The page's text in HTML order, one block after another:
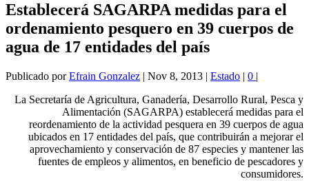
Establecerá SAGARPA medidas para el
ordenamiento pesquero en 39 cuerpos de
agua de 17 entidades del país
Publicado porEfrain Gonzalez | Nov 8, 2013 | Estado | 0 |
La Secretaría de Agricultura, Ganadería, Desarrollo Rural, Pesca y
Alimentación (SAGARPA) establecerá medidas para el
reordenamiento de la actividad pesquera en 39 cuerpos de agua
ubicados en 17 entidades del país, que contribuirán a mejorar el
aprovechamiento y conservación de 87 especies y mantener las
fuentes de empleos y alimentos, en beneficio de pescadores y
consumidores.